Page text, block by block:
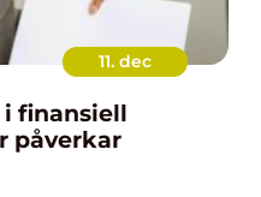
11. dec
finansiell
påverkar